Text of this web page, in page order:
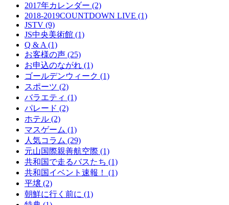
2017年カレンダー (2)
2018-2019COUNTDOWN LIVE (1)
JSTV (9)
JS中央美術館 (1)
Q & A (1)
お客様の声 (25)
お申込のながれ (1)
ゴールデンウィーク (1)
スポーツ (2)
バラエティ (1)
パレード (2)
ホテル (2)
マスゲーム (1)
人気コラム (29)
元山国際親善航空際 (1)
共和国で走るバスたち (1)
共和国イベント速報！ (1)
平壌 (2)
朝鮮に行く前に (1)